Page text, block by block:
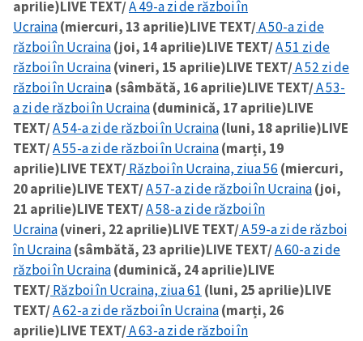
aprilie)LIVE TEXT/A 49-a zi de război în
Ucraina(miercuri, 13 aprilie)LIVE TEXT/A 50-a zi de
război în Ucraina(joi, 14 aprilie)LIVE TEXT/A 51 zi de
război în Ucraina(vineri, 15 aprilie)LIVE TEXT/A 52 zi de
război în Ucraina (sâmbătă, 16 aprilie)LIVE TEXT/A 53-
a zi de război în Ucraina(duminică, 17 aprilie)LIVE
TEXT/A 54-a zi de război în Ucraina(luni, 18 aprilie)LIVE
TEXT/A 55-a zi de război în Ucraina(marți, 19
aprilie)LIVE TEXT/Război în Ucraina, ziua 56 (miercuri,
20 aprilie)LIVE TEXT/A 57-a zi de război în Ucraina(joi,
21 aprilie)LIVE TEXT/A 58-a zi de război în
Ucraina(vineri, 22 aprilie)LIVE TEXT/A 59-a zi de război
în Ucraina(sâmbătă, 23 aprilie)LIVE TEXT/A 60-a zi de
război în Ucraina(duminică, 24 aprilie)LIVE
TEXT/Război în Ucraina, ziua 61 (luni, 25 aprilie)LIVE
TEXT/A 62-a zi de război în Ucraina(marți, 26
aprilie)LIVE TEXT/A 63-a zi de război în
CONTACT SURSĂ
Sursă anonimă
Nume+ Numele meu
Email+ Emailul meu
Telefon
+ Telefon personal
Am citit și sunt de
acord cupolitica de
confidențialitate .
TRIMITE ȘTIREA